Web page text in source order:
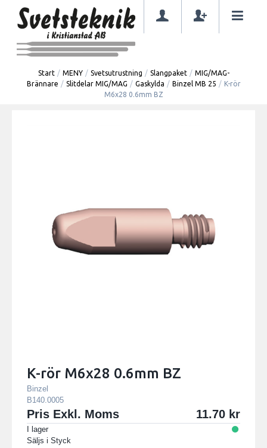
Start / MENY / Svetsutrustning / Slangpaket / MIG/MAG-
Brännare / Slitdelar MIG/MAG / Gaskylda / Binzel MB 25 / K-rör
M6x28 0.6mm BZ
K-rör M6x28 0.6mm BZ
Binzel
B140.0005
Pris Exkl. Moms 11.70
I lager
Säljs i Styck